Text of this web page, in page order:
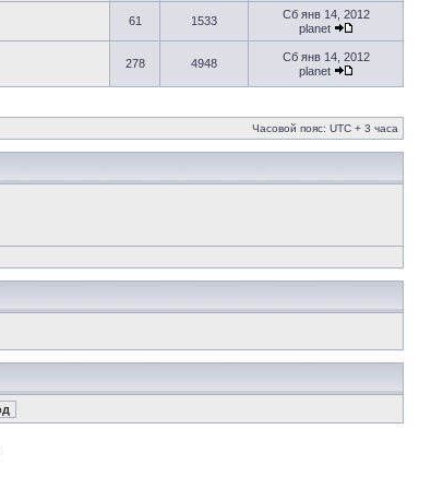
61 1533
Сб янв 14, 2012
planet
278 4948
Сб янв 14, 2012
planet
Часовой пояс: UTC + 3 часа